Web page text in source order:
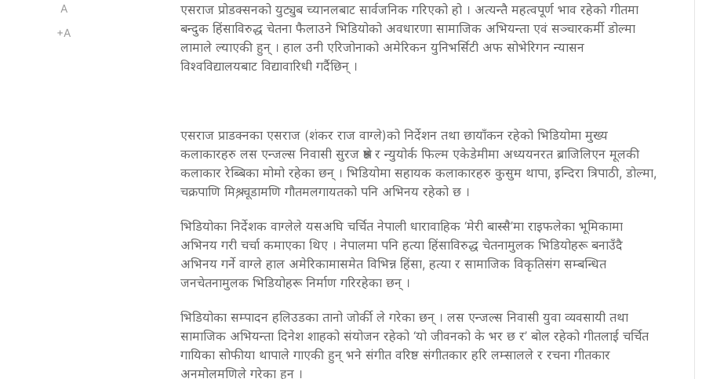
A
+A
एसराज प्रोडक्सनको युट्युब च्यानलबाट सार्वजनिक गरिएको हो । अत्यन्तै महत्वपूर्ण भाव रहेको गीतमा
बन्दुक हिंसाविरुद्ध चेतना फैलाउने भिडियोको अवधारणा सामाजिक अभियन्ता एवं सञ्चारकर्मी डोल्मा
लामाले ल्याएकी हुन् । हाल उनी एरिजोनाको अमेरिकन युनिभर्सिटी अफ सोभेरिगन न्यासन
विश्वविद्यालयबाट विद्यावारिधी गर्दैछिन् ।
एसराज प्राडक्नका एसराज (शंकर राज वाग्ले)को निर्देशन तथा छायाँकन रहेको भिडियोमा मुख्य
कलाकारहरु लस एन्जल्स निवासी सुरज श्रेष्ठ र न्युयोर्क फिल्म एकेडेमीमा अध्ययनरत ब्राजिलिएन मूलकी
कलाकार रेब्बिका मोमो रहेका छन् । भिडियोमा सहायक कलाकारहरु कुसुम थापा, इन्दिरा त्रिपाठी, डोल्मा,
चक्रपाणि मिश्र, चूडामणि गौतमलगायतको पनि अभिनय रहेको छ ।
भिडियोका निर्देशक वाग्लेले यसअघि चर्चित नेपाली धारावाहिक ‘मेरी बास्सै’मा राइफलेका भूमिकामा
अभिनय गरी चर्चा कमाएका थिए । नेपालमा पनि हत्या हिंसाविरुद्ध चेतनामुलक भिडियोहरू बनाउँदै
अभिनय गर्ने वाग्ले हाल अमेरिकामासमेत विभिन्न हिंसा, हत्या र सामाजिक विकृतिसंग सम्बन्धित
जनचेतनामुलक भिडियोहरू निर्माण गरिरहेका छन् ।
भिडियोका सम्पादन हलिउडका तानो जोर्की ले गरेका छन् । लस एन्जल्स निवासी युवा व्यवसायी तथा
सामाजिक अभियन्ता दिनेश शाहको संयोजन रहेको ‘यो जीवनको के भर छ र’ बोल रहेको गीतलाई चर्चित
गायिका सोफीया थापाले गाएकी हुन् भने संगीत वरिष्ठ संगीतकार हरि लम्सालले र रचना गीतकार
अनमोलमणिले गरेका हुन् ।